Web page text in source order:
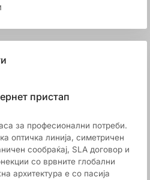
пристап
за професионални потреби.
оптичка линија, симетричен
сообраќај, SLA договор и
со врвните глобални
архитектура е со пасија